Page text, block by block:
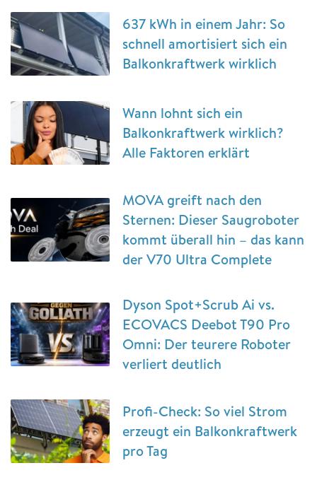
637 kWh in einem Jahr: So
schnell amortisiert sich ein
Balkonkraftwerk wirklich
Wann lohnt sich ein
Balkonkraftwerk wirklich?
Alle Faktoren erklärt
MOVA greift nach den
Sternen: Dieser Saugroboter
kommt überall hin – das kann
der V70 Ultra Complete
Dyson Spot+Scrub Ai vs.
ECOVACS Deebot T90 Pro
Omni: Der teurere Roboter
verliert deutlich
Profi-Check: So viel Strom
erzeugt ein Balkonkraftwerk
pro Tag